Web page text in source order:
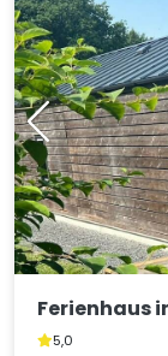
Ferienhaus
5,0